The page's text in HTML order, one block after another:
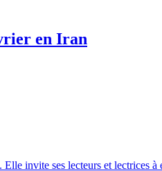
en Iran
invite ses lecteurs et lectrices